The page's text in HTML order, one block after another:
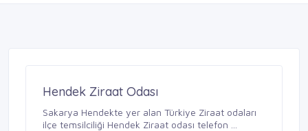
Hendek Ziraat Odası
Sakarya Hendekte yer alan Türkiye Ziraat odaları
ilçe temsilciliği Hendek Ziraat odası telefon ...